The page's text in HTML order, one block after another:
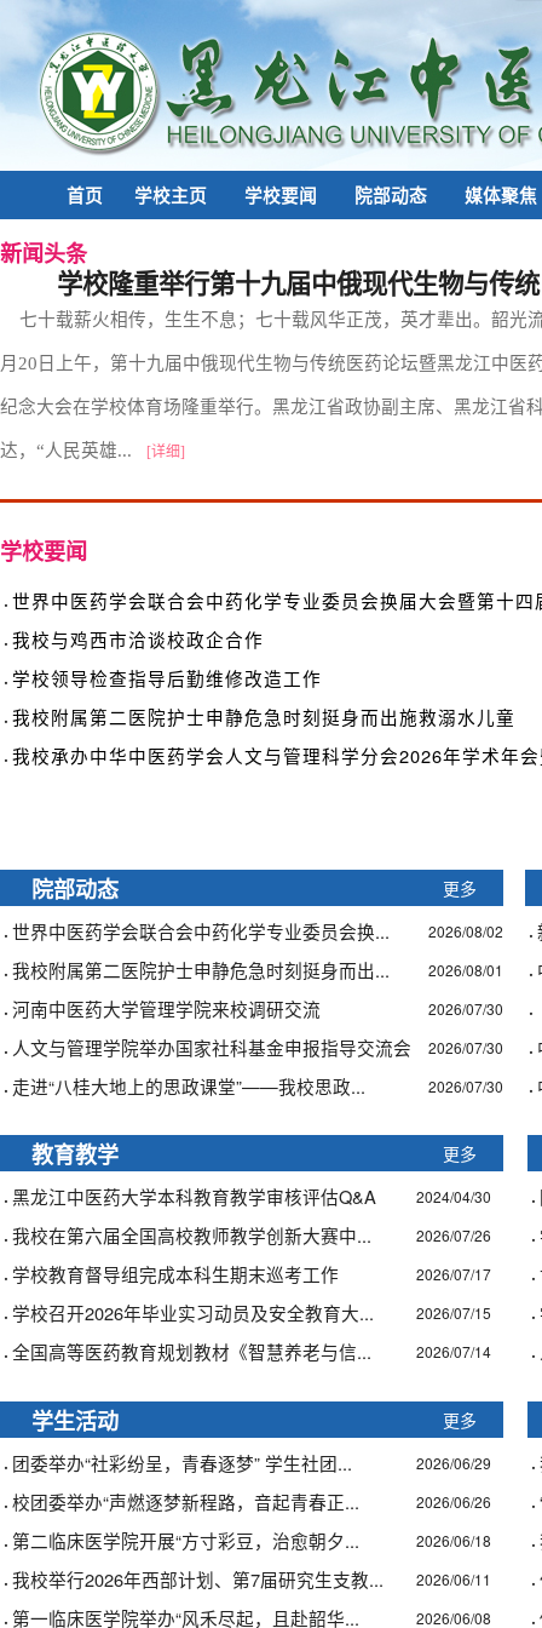
首页 学校主页 学校要闻 院部动态 媒体聚焦
新闻头条
学校隆重举行第十九届中俄现代生物与传
七十载薪火相传，生生不息；七十载风华正茂，英才辈出。韶光
月20日上午，第十九届中俄现代生物与传统医药论坛暨黑龙江中医
纪念大会在学校体育场隆重举行。黑龙江省政协副主席、黑龙江省
达，“人民英雄... [详细]
学校要闻
·世界中医药学会联合会中药化学专业委员会换届大会暨第十四
·我校与鸡西市洽谈校政企合作
·学校领导检查指导后勤维修改造工作
·我校附属第二医院护士申静危急时刻挺身而出施救溺水儿童
·我校承办中华中医药学会人文与管理科学分会2026年学术年
院部动态 更多
·世界中医药学会联合会中药化学专业委员会换... 2026/08/02
·我校附属第二医院护士申静危急时刻挺身而出... 2026/08/01
·河南中医药大学管理学院来校调研交流 2026/07/30
· 人文与管理学院举办国家社科基金申报指导交流会 2026/07/30
· 走进“八桂大地上的思政课堂”——我校思政... 2026/07/30
·
·
·
·
·
教育教学 更多
·黑龙江中医药大学本科教育教学审核评估Q&A 2024/04/30
·我校在第六届全国高校教师教学创新大赛中... 2026/07/26
·学校教育督导组完成本科生期末巡考工作 2026/07/17
·学校召开2026年毕业实习动员及安全教育大... 2026/07/15
·全国高等医药教育规划教材《智慧养老与信... 2026/07/14
·
·
·
·
·
学生活动 更多
· 团委举办“社彩纷呈，青春逐梦” 学生社团... 2026/06/29
·校团委举办“声燃逐梦新程路，音起青春正... 2026/06/26
· 第二临床医学院开展“方寸彩豆，治愈朝夕... 2026/06/18
·我校举行2026年西部计划、第7届研究生支教... 2026/06/11
· 第一临床医学院举办“风禾尽起，且赴韶华... 2026/06/08
·
·
·
·
·